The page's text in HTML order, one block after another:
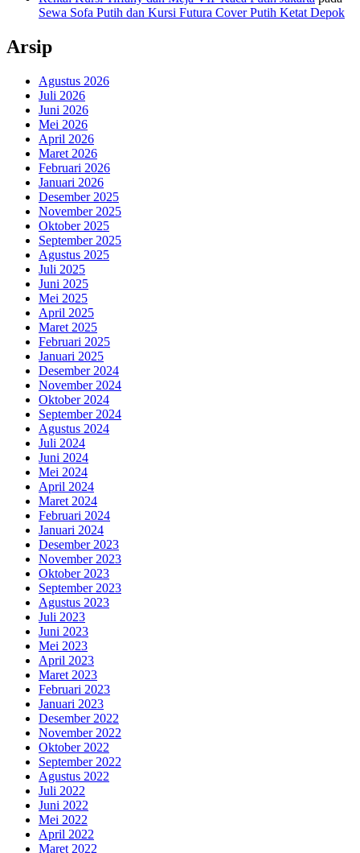
Sewa Sofa Putih dan Kursi Futura Cover Putih Ketat Depok
Arsip
Agustus 2026
Juli 2026
Juni 2026
Mei 2026
April 2026
Maret 2026
Februari 2026
Januari 2026
Desember 2025
November 2025
Oktober 2025
September 2025
Agustus 2025
Juli 2025
Juni 2025
Mei 2025
April 2025
Maret 2025
Februari 2025
Januari 2025
Desember 2024
November 2024
Oktober 2024
September 2024
Agustus 2024
Juli 2024
Juni 2024
Mei 2024
April 2024
Maret 2024
Februari 2024
Januari 2024
Desember 2023
November 2023
Oktober 2023
September 2023
Agustus 2023
Juli 2023
Juni 2023
Mei 2023
April 2023
Maret 2023
Februari 2023
Januari 2023
Desember 2022
November 2022
Oktober 2022
September 2022
Agustus 2022
Juli 2022
Juni 2022
Mei 2022
April 2022
Maret 2022